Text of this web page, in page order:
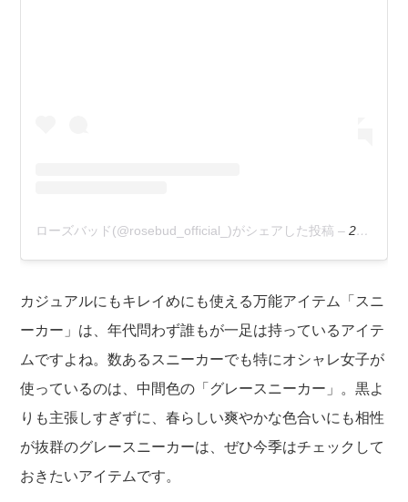
ローズバッド(@rosebud_official_)がシェアした投稿 –2020年 2月月15日午前5時06分PST
カジュアルにもキレイめにも使える万能アイテム「スニ
ーカー」は、年代問わず誰もが一足は持っているアイテ
ムですよね。数あるスニーカーでも特にオシャレ女子が
使っているのは、中間色の「グレースニーカー」。黒よ
りも主張しすぎずに、春らしい爽やかな色合いにも相性
が抜群のグレースニーカーは、ぜひ今季はチェックして
おきたいアイテムです。